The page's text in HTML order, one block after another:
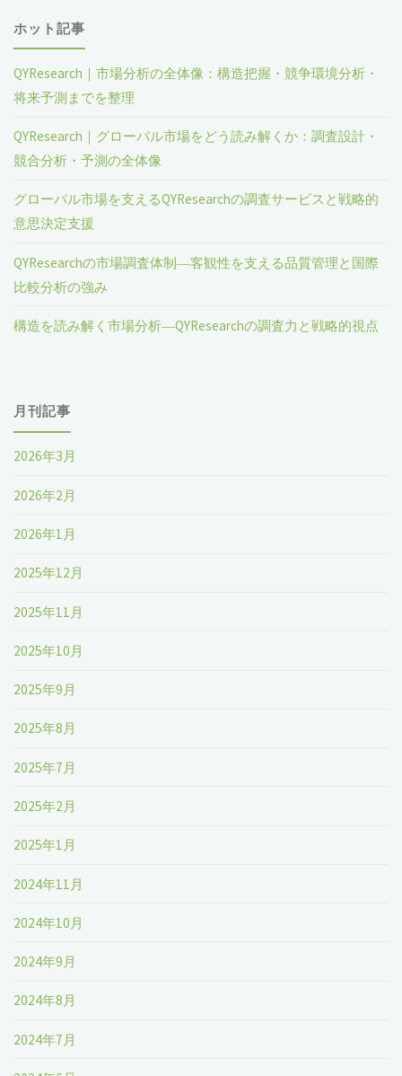
ホット記事
QYResearch｜市場分析の全体像：構造把握・競争環境分析・
将来予測までを整理
QYResearch｜グローバル市場をどう読み解くか：調査設計・
競合分析・予測の全体像
グローバル市場を支えるQYResearchの調査サービスと戦略的
意思決定支援
QYResearchの市場調査体制―客観性を支える品質管理と国際
比較分析の強み
構造を読み解く市場分析―QYResearchの調査力と戦略的視点
月刊記事
2026年3月
2026年2月
2026年1月
2025年12月
2025年11月
2025年10月
2025年9月
2025年8月
2025年7月
2025年2月
2025年1月
2024年11月
2024年10月
2024年9月
2024年8月
2024年7月